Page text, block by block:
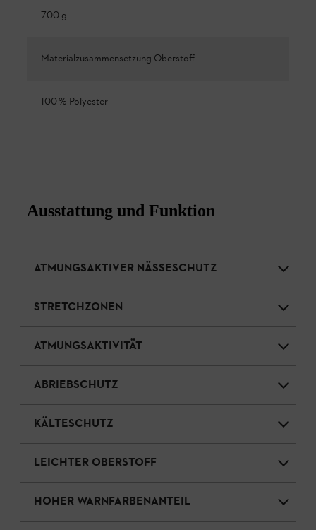
700 g
Materialzusammensetzung Oberstoff
100 % Polyester
Ausstattung und Funktion
ATMUNGSAKTIVER NÄSSESCHUTZ
STRETCHZONEN
ATMUNGSAKTIVITÄT
ABRIEBSCHUTZ
KÄLTESCHUTZ
LEICHTER OBERSTOFF
HOHER WARNFARBENANTEIL